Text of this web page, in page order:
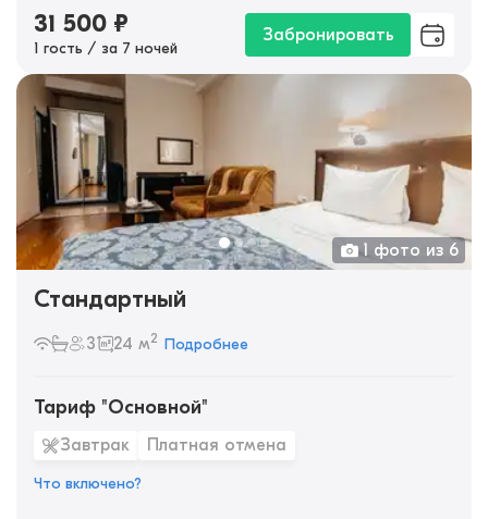
31 500 ₽
1 гость / за 7 ночей
Забронировать
1 фото из 6
Стандартный
3 24 м2 Подробнее
Тариф "Основной"
Завтрак Платная отмена
Что включено?